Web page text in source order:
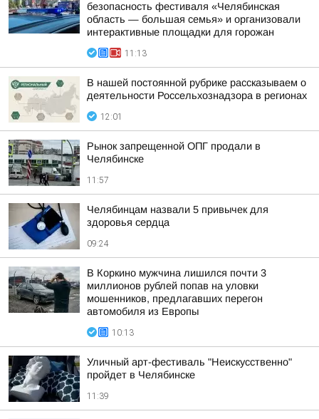
безопасность фестиваля «Челябинская
область — большая семья» и организовали
интерактивные площадки для горожан
11:13
В нашей постоянной рубрике рассказываем о
деятельности Россельхознадзора в регионах
12:01
Рынок запрещенной ОПГ продали в
Челябинске
11:57
Челябинцам назвали 5 привычек для
здоровья сердца
09:24
В Коркино мужчина лишился почти 3
миллионов рублей попав на уловки
мошенников, предлагавших перегон
автомобиля из Европы
10:13
Уличный арт-фестиваль "Неискусственно"
пройдет в Челябинске
11:39